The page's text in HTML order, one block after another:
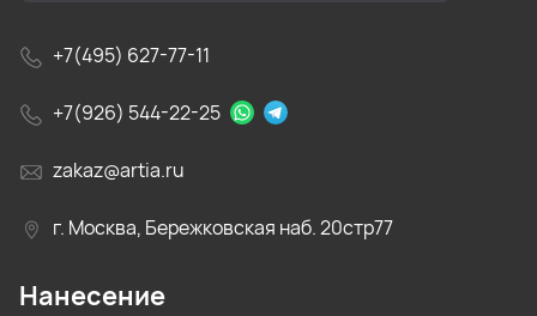
+7(495) 627-77-11
+7(926) 544-22-25
zakaz@artia.ru
г. Москва, Бережковская наб. 20стр77
Нанесение